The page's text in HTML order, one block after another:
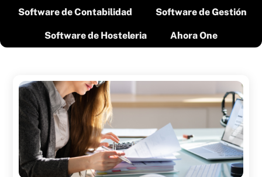
Software de Contabilidad Software de Gestión
Software de Hosteleria Ahora One